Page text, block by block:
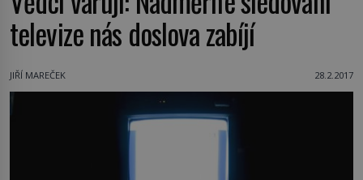
televize nás doslova zabíjí
JIŘÍ MAREČEK 28.2.2017